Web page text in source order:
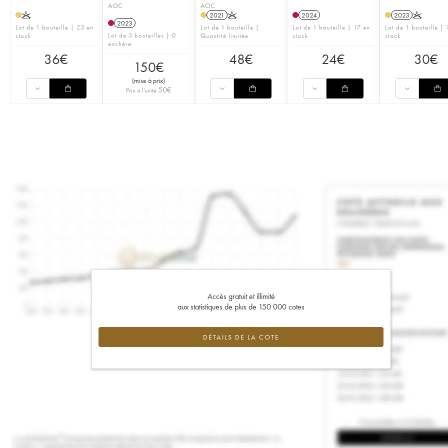
K
Lot de 1 bouteille | 23 en
stock
36€
AOC
2023
Lot de 3 bouteilles | 0
enchère
150€
(mise à prix)
Prix à l'unité 50€
AOC
2021 K
Lot de 1 bouteille |
Quantité limitée
48€
2024
Lot de 1 bouteille | 17 en
stock
24€
2023 K
Lot de 1 bouteille |
stock
30€
Accès gratuit et illimité
aux statistiques de plus de 150 000 cotes
DÉTAILS DE LA COTE